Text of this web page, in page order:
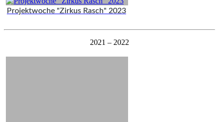
Projektwoche "Zirkus Rasch" 2023
2021 – 2022